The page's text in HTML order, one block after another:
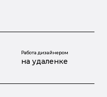
Работа дизайнером
на удаленке